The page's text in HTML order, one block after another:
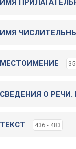
ИМЯ
ИМЯ
МЕСТОИМЕНИЕ
СВЕДЕНИЯ О
ТЕКСТ 436 - 483